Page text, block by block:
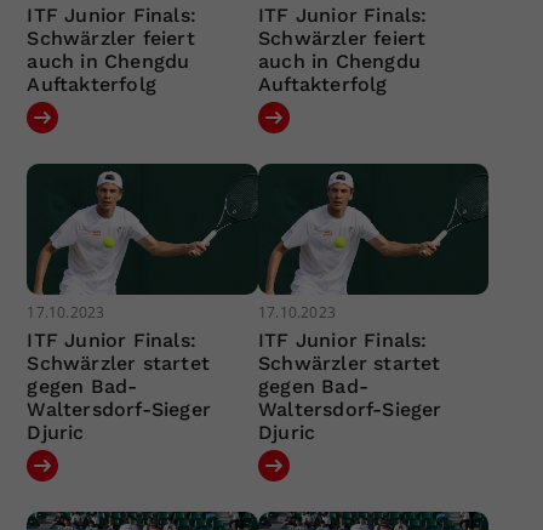
ITF Junior Finals:
Schwärzler feiert
auch in Chengdu
Auftakterfolg
ITF Junior Finals:
Schwärzler feiert
auch in Chengdu
Auftakterfolg
17.10.2023
ITF Junior Finals:
Schwärzler startet
gegen Bad-
Waltersdorf-Sieger
Djuric
17.10.2023
ITF Junior Finals:
Schwärzler startet
gegen Bad-
Waltersdorf-Sieger
Djuric